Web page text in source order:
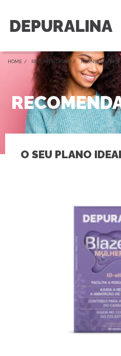
HOME / RECOMENDADOR / ACONSELHAMOS
O SEU PLANO